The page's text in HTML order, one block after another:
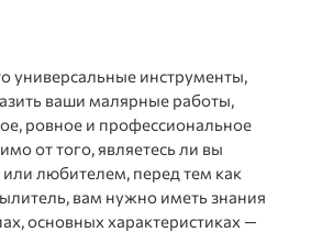
универсальные инструменты,
ваши малярные работы,
ровное и профессиональное
от того, являетесь ли вы
любителем, перед тем как
вам нужно иметь знания
основных характеристиках —